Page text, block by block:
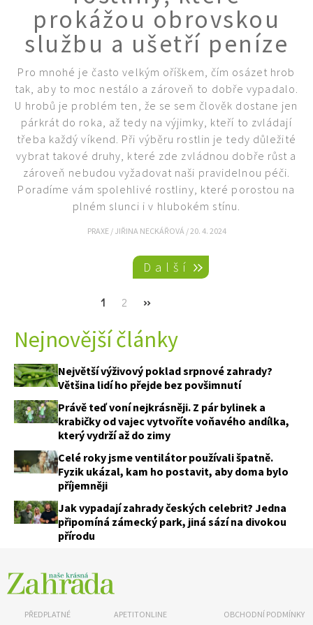
prokážou obrovskou
službu a ušetří peníze
Pro mnohé je často velkým oříškem, čím osázet hrob
tak, aby to moc nestálo a zároveň to dobře vypadalo.
U hrobů je problém ten, že se sem člověk dostane jen
párkrát do roka, až tedy na výjimky, kteří to zvládají
třeba každý víkend. Při výběru rostlin je tedy důležité
vybrat takové druhy, které zde zvládnou dobře růst a
zároveň nebudou vyžadovat naši pravidelnou péči.
Poradíme vám spolehlivé rostliny, které porostou na
plném slunci i v hlubokém stínu.
PRAXE / JIŘINA NECKÁŘOVÁ /20. 4. 2024
Pagination
Další
Current
1 Page
2
Next
››
Nejnovější články
Největší výživový poklad srpnové zahrady?
Většina lidí ho přejde bez povšimnutí
Právě teď voní nejkrásněji. Z pár bylinek a
krabičky od vajec vytvoříte voňavého andílka,
který vydrží až do zimy
Celé roky jsme ventilátor používali špatně.
Fyzik ukázal, kam ho postavit, aby doma bylo
příjemněji
Jak vypadají zahrady českých celebrit? Jedna
připomíná zámecký park, jiná sází na divokou
přírodu
PŘEDPLATNÉ
APETITONLINE
OBCHODNÍ PODMÍNKY